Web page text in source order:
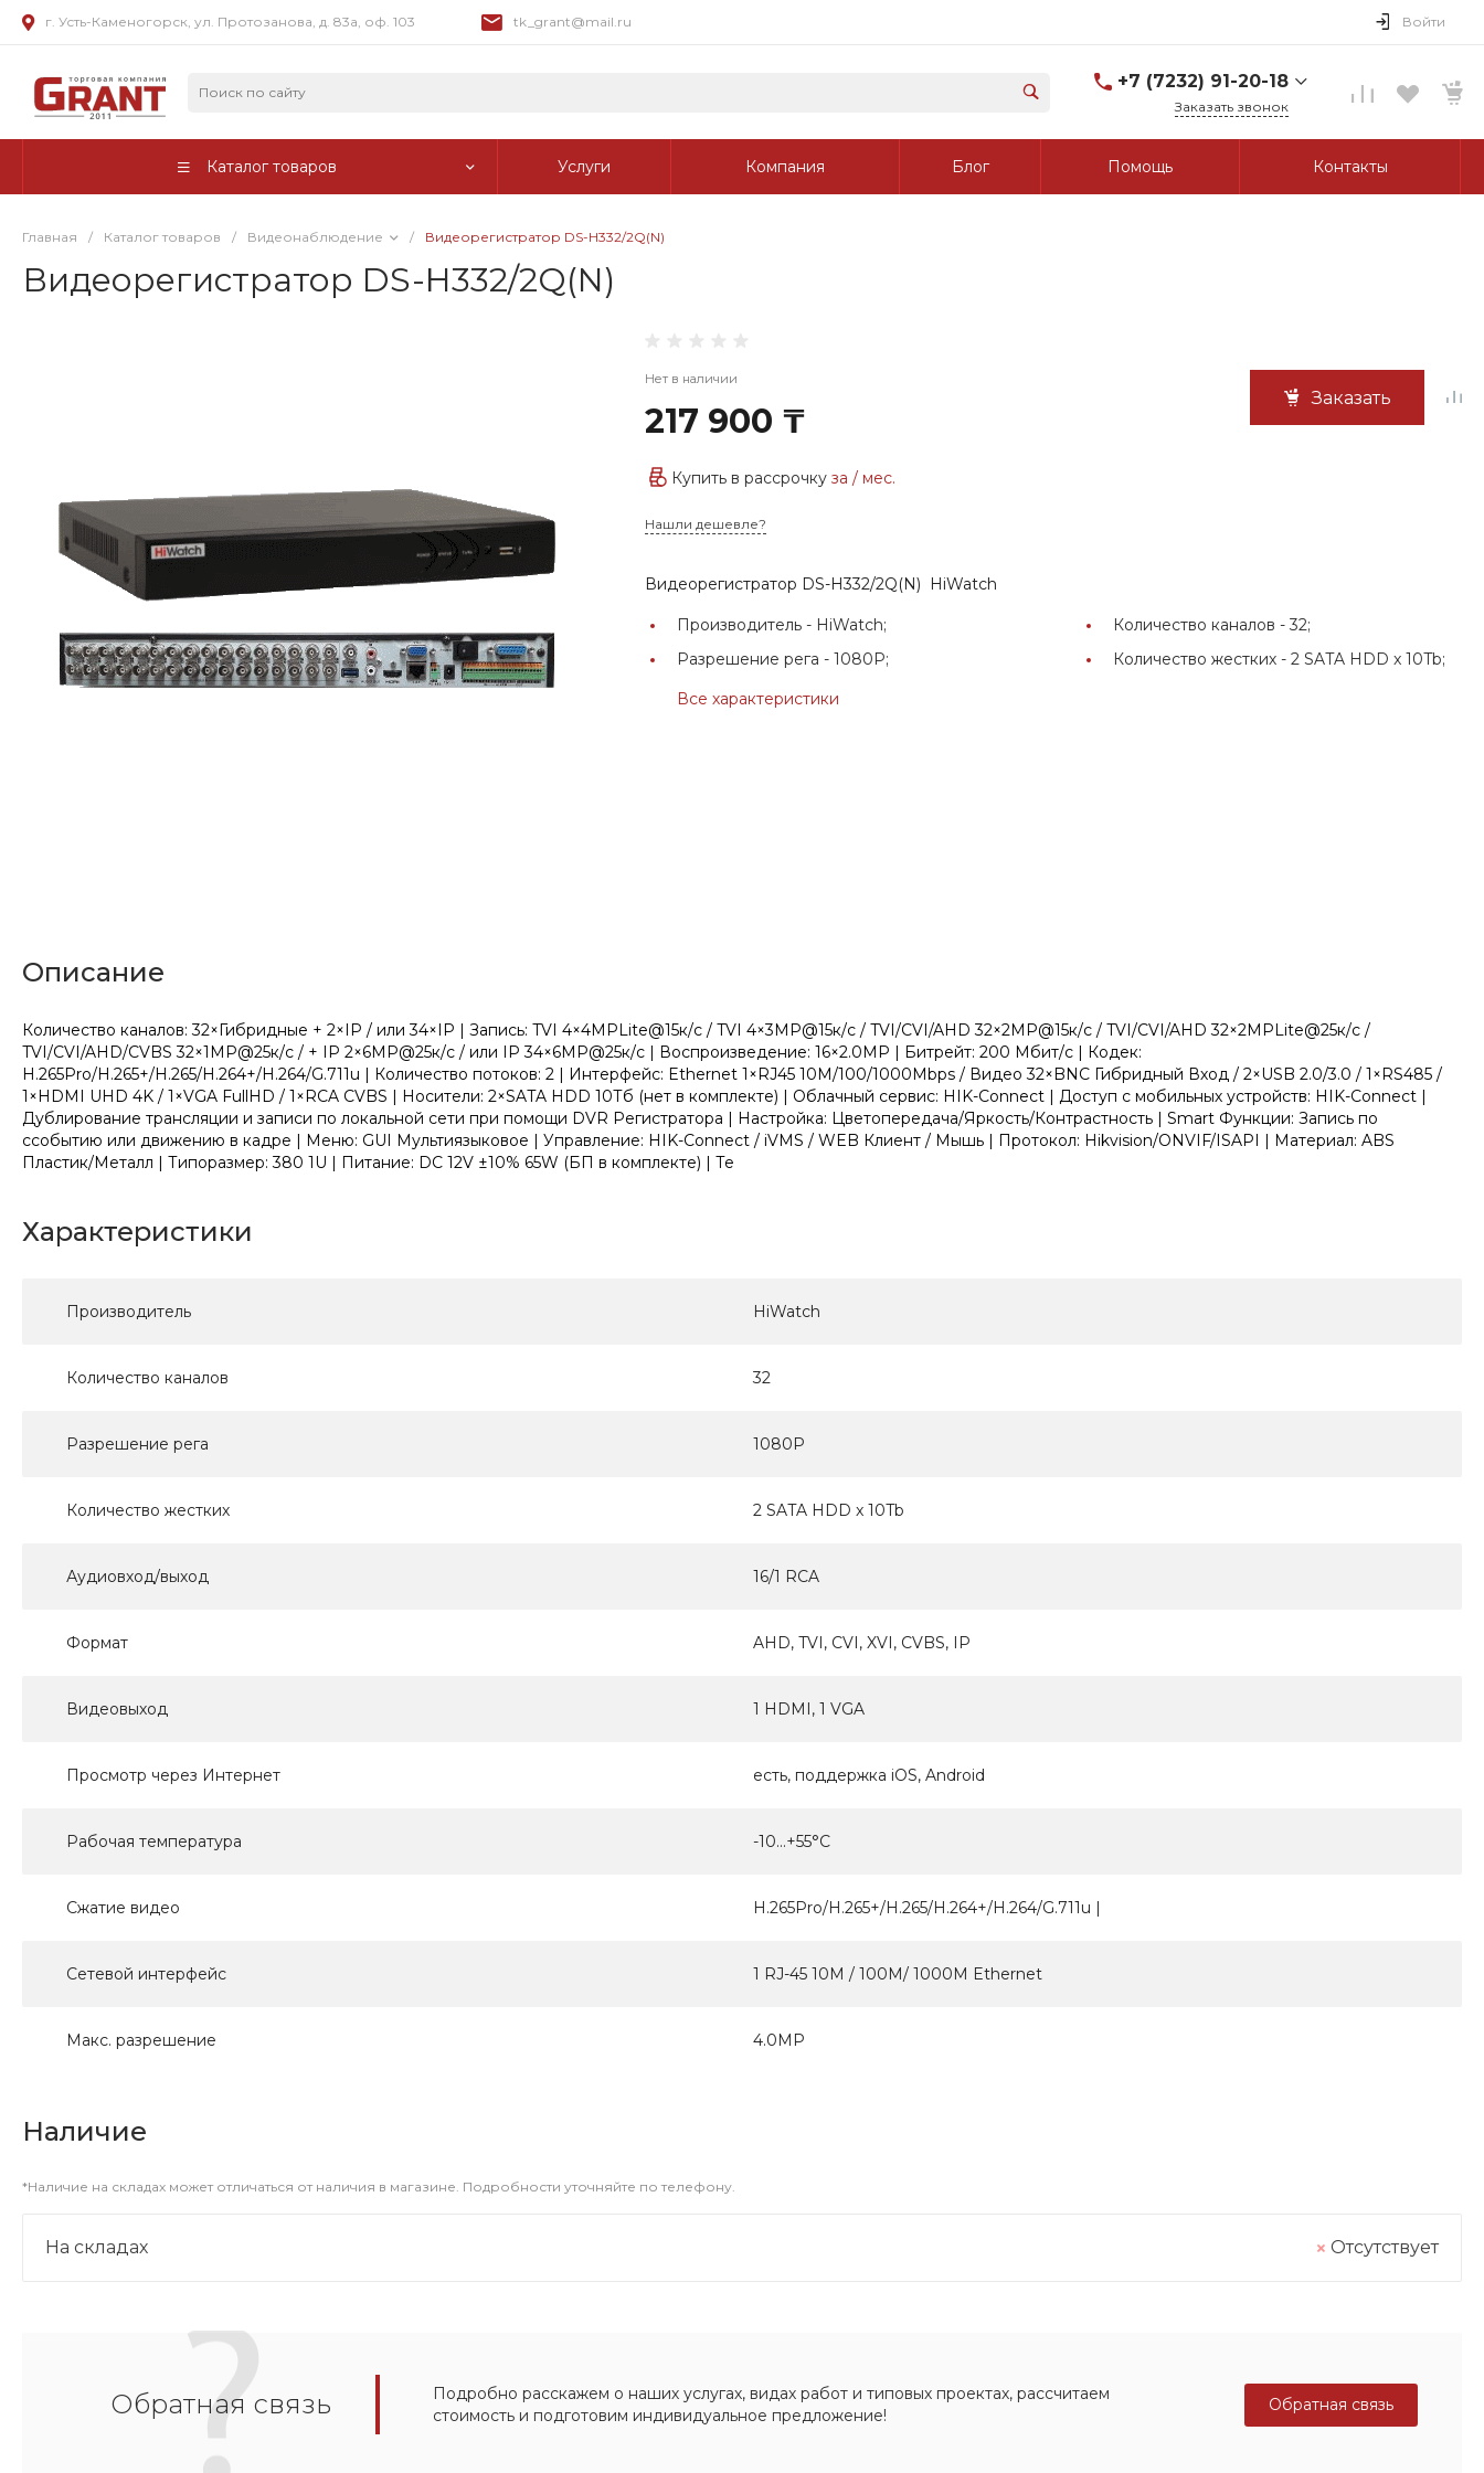
г. Усть-Каменогорск, ул. Протозанова, д. 83а, оф. 103 tk_grant@mail.ru Войти
+7 (7232) 91-20-18
г. Усть-Каменогорск, ул.
Заказать звонок
Каталог товаров Услуги Компания Блог Помощь Контакты
Главная / Каталог товаров / Видеонаблюдение / Видеорегистратор DS-H332/2Q(N)
Видеорегистратор DS-H332/2Q(N)
Нет в наличии
217 900 ₸
Заказать
Купить в рассрочкуза/ мес.
Нашли дешевле?
Видеорегистратор DS-H332/2Q(N) HiWatch
Производитель - HiWatch; Количество каналов -32;
Разрешение рега -1080Р; Количество жестких -2 SATA HDD x 10Tb;
Все характеристики
Описание
Количество каналов: 32×Гибридные + 2×IP / или 34×IP | Запись: TVI 4×4MPLite@15к/с / TVI 4×3MP@15к/с / TVI/CVI/AHD 32×2MP@15к/с / TVI/CVI/AHD 32×2MPLite@25к/с /
TVI/CVI/AHD/CVBS 32×1MP@25к/с / + IP 2×6MP@25к/с / или IP 34×6MP@25к/с | Воспроизведение: 16×2.0MP | Битрейт: 200 Мбит/с | Кодек:
H.265Pro/H.265+/H.265/H.264+/H.264/G.711u | Количество потоков: 2 | Интерфейс: Ethernet 1×RJ45 10M/100/1000Mbps / Видео 32×BNC Гибридный Вход / 2×USB 2.0/3.0 / 1×RS485 /
1×HDMI UHD 4K / 1×VGA FullHD / 1×RCA CVBS | Носители: 2×SATA HDD 10Тб (нет в комплекте) | Облачный сервис: HIK-Connect | Доступ с мобильных устройств: HIK-Connect |
Дублирование трансляции и записи по локальной сети при помощи DVR Регистратора | Настройка: Цветопередача/Яркость/Контрастность | Smart Функции: Запись по
cсобытию или движению в кадре | Меню: GUI Мультиязыковое | Управление: HIK-Connect / iVMS / WEB Клиент / Мышь | Протокол: Hikvision/ONVIF/ISAPI | Материал: ABS
Пластик/Металл | Типоразмер: 380 1U | Питание: DC 12V ±10% 65W (БП в комплекте) | Те
Характеристики
Производитель HiWatch
Количество каналов 32
Разрешение рега 1080Р
Количество жестких 2 SATA HDD x 10Tb
Аудиовход/выход 16/1 RCA
Формат AHD, TVI, CVI, XVI, CVBS, IP
Видеовыход 1 HDMI, 1 VGA
Просмотр через Интернет есть, поддержка iOS, Android
Рабочая температура -10...+55°С
Сжатие видео H.265Pro/H.265+/H.265/H.264+/H.264/G.711u |
Сетевой интерфейс 1 RJ-45 10M / 100M/ 1000M Ethernet
Макс. разрешение 4.0МР
Наличие
*Наличие на складах может отличаться от наличия в магазине. Подробности уточняйте по телефону.
На складах Отсутствует
Обратная связь
Подробно расскажем о наших услугах, видах работ и типовых проектах, рассчитаем
стоимость и подготовим индивидуальное предложение!
Обратная связь